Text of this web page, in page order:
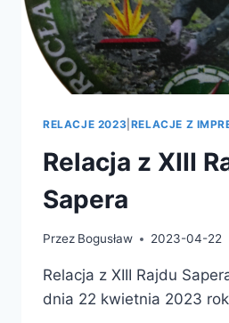
RELACJE 2023 RELACJE Z
Relacja z XIII
Sapera
Przez Bogusław 2023-04-22
Relacja z XIII Rajdu
dnia 22 kwietnia 2023